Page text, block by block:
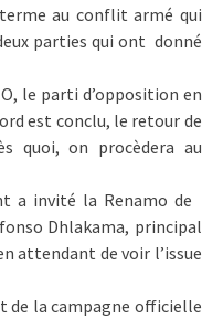
au conflit armé qui
parties qui ont donné
le parti d’opposition en
est conclu, le retour de
quoi, on procèdera au
a invité la Renamo de
Dhlakama, principal
attendant de voir l’issue
de la campagne officielle